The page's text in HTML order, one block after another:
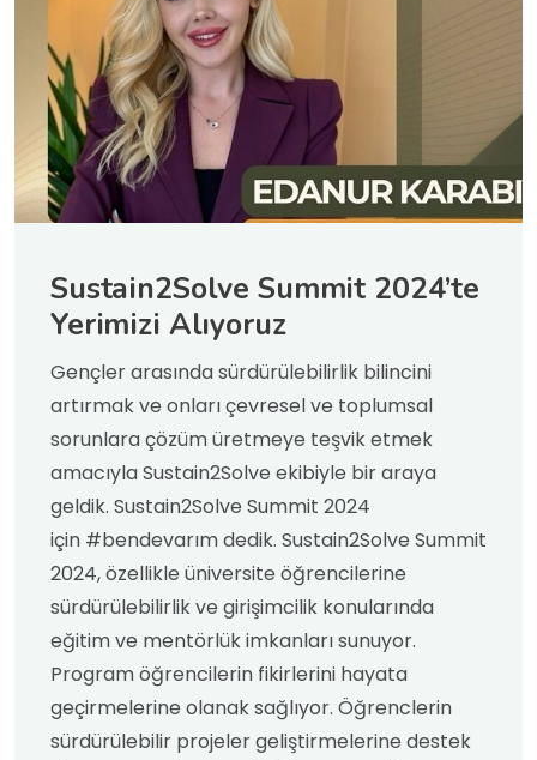
Sustain2Solve Summit 2024’te
Yerimizi Alıyoruz
Gençler arasında sürdürülebilirlik bilincini
artırmak ve onları çevresel ve toplumsal
sorunlara çözüm üretmeye teşvik etmek
amacıyla Sustain2Solve ekibiyle bir araya
geldik. Sustain2Solve Summit 2024
için #bendevarım dedik. Sustain2Solve Summit
2024, özellikle üniversite öğrencilerine
sürdürülebilirlik ve girişimcilik konularında
eğitim ve mentörlük imkanları sunuyor.
Program öğrencilerin fikirlerini hayata
geçirmelerine olanak sağlıyor. Öğrenclerin
sürdürülebilir projeler geliştirmelerine destek